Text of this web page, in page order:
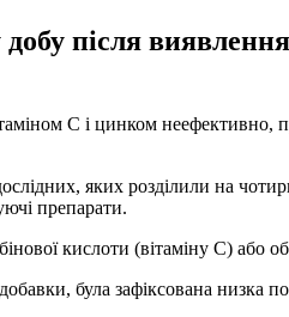
після
С і цинком
яких розділили на
препарати.
кислоти (вітаміну С)
була зафіксована низка